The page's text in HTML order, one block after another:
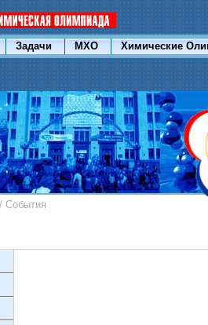
Задачи МХО Химические
События